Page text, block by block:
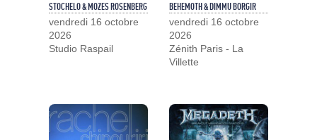
STOCHELO & MOZES ROSENBERG
vendredi 16 octobre
2026
Studio Raspail
BEHEMOTH & DIMMU BORGIR
vendredi 16 octobre
2026
Zénith Paris - La
Villette